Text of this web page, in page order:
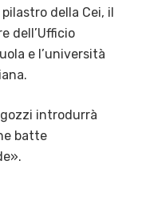
della Cei, il
dell’Ufficio
e l’università
introdurrà
batte